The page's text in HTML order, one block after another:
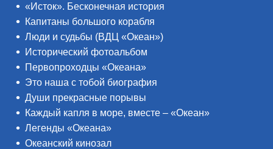
«Исток». Бесконечная история
Капитаны большого корабля
Люди и судьбы (ВДЦ «Океан»)
Исторический фотоальбом
Первопроходцы «Океана»
Это наша с тобой биография
Души прекрасные порывы
Каждый капля в море, вместе – «Океан»
Легенды «Океана»
Океанский кинозал